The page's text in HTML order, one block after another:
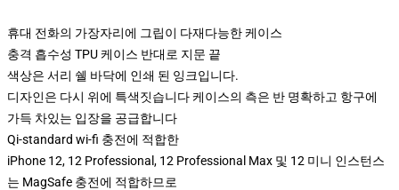
휴대 전화의 가장자리에 그립이 다재다능한 케이스
충격 흡수성 TPU 케이스 반대로 지문 끝
색상은 서리 쉘 바닥에 인쇄 된 잉크입니다.
디자인은 다시 위에 특색짓습니다 케이스의 측은 반 명확하고 항구에
가득 차있는 입장을 공급합니다
Qi-standard wi-fi 충전에 적합한
iPhone 12, 12 Professional, 12 Professional Max 및 12 미니 인스턴스
는 MagSafe 충전에 적합하므로